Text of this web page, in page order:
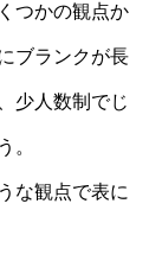
つかの観点か
ブランクが長
少人数制でじ
。
な観点で表に